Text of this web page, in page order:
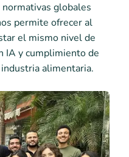
globales
permite ofrecer al
el mismo nivel de
IA y cumplimiento de
alimentaria.